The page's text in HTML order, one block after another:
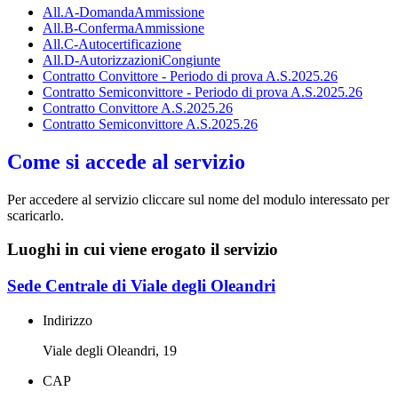
All.A-DomandaAmmissione
All.B-ConfermaAmmissione
All.C-Autocertificazione
All.D-AutorizzazioniCongiunte
Contratto Convittore - Periodo di prova A.S.2025.26
Contratto Semiconvittore - Periodo di prova A.S.2025.26
Contratto Convittore A.S.2025.26
Contratto Semiconvittore A.S.2025.26
Come si accede al servizio
Per accedere al servizio cliccare sul nome del modulo interessato per
scaricarlo.
Luoghi in cui viene erogato il servizio
Sede Centrale di Viale degli Oleandri
Indirizzo
Viale degli Oleandri, 19
CAP